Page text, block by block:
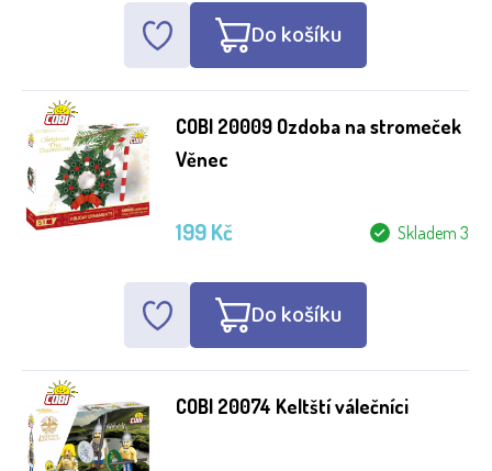
Do košíku
COBI 20009 Ozdoba na stromeček
Věnec
Skladem 3
199 Kč
Do košíku
COBI 20074 Keltští válečníci